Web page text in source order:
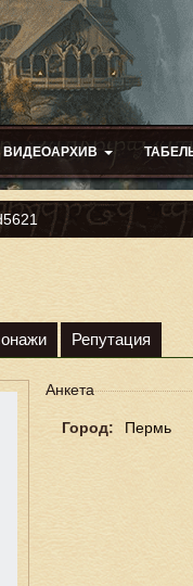
ВИДЕОАРХИВ
Репутация
Анкета
Город: Пермь